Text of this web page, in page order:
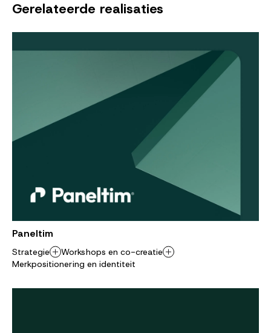
Gerelateerde realisaties
Paneltim
Strategie
Workshops en co-creatie
Merkpositionering en identiteit